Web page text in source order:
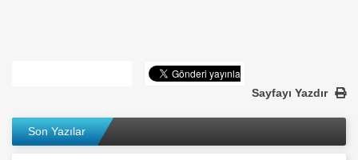
Sayfayı Yazdır
Son Yazılar